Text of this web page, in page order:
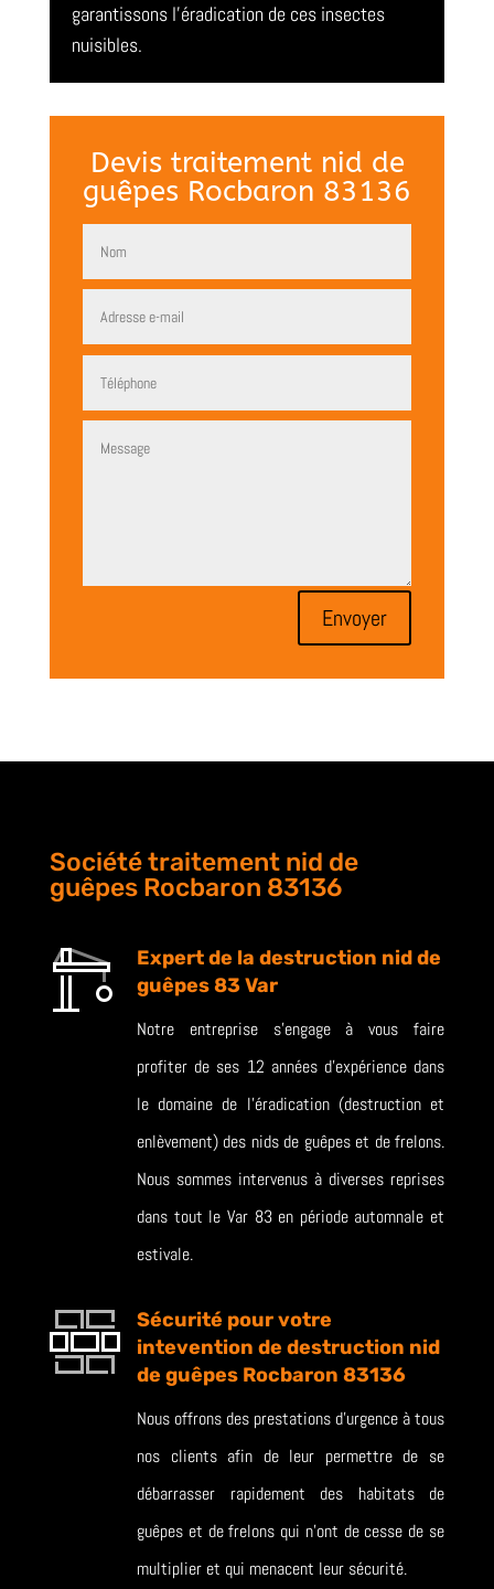
garantissons l’éradication de ces insectes
nuisibles.
Devis traitement nid de
guêpes Rocbaron 83136
Envoyer
Société traitement nid de
guêpes Rocbaron 83136
Expert de la destruction nid de
guêpes 83 Var
Notre entreprise s’engage à vous faire
profiter de ses 12 années d’expérience dans
le domaine de l’éradication (destruction et
enlèvement) des nids de guêpes et de frelons.
Nous sommes intervenus à diverses reprises
dans tout le Var 83 en période automnale et
estivale.
Sécurité pour votre
intevention de destruction nid
de guêpes Rocbaron 83136
Nous offrons des prestations d’urgence à tous
nos clients afin de leur permettre de se
débarrasser rapidement des habitats de
guêpes et de frelons qui n’ont de cesse de se
multiplier et qui menacent leur sécurité.